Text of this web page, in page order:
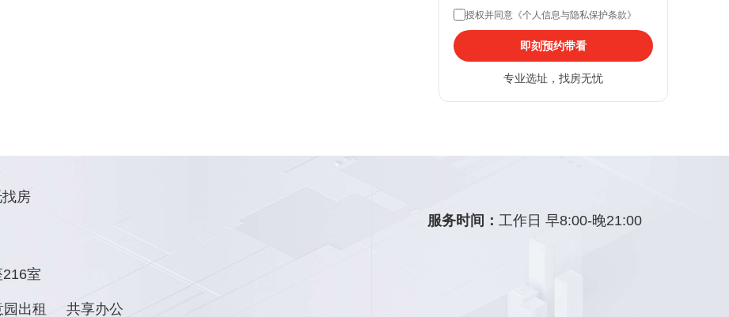
授权并同意《个人信息与隐私保护条款》
即刻预约带看
专业选址，找房无忧
房
室
出租 共享办公
服务时间：工作日 早8:00-晚21:00